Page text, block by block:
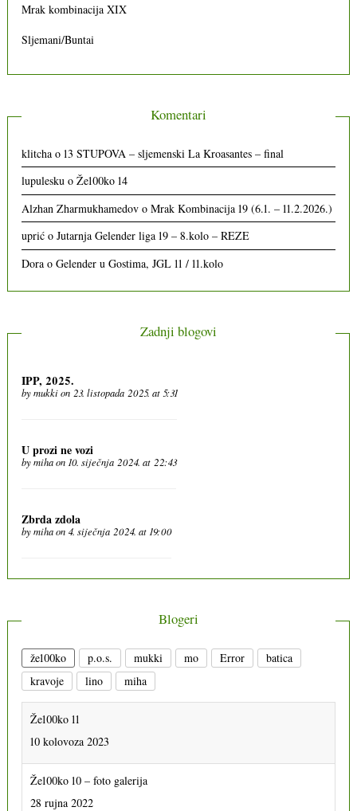
Mrak kombinacija XIX
Sljemani/Buntai
Komentari
klitcha o13 STUPOVA – sljemenski La Kroasantes – final
lupulesku oŽe100ko 14
Alzhan Zharmukhamedov oMrak Kombinacija 19 (6.1. – 11.2.2026.)
uprić oJutarnja Gelender liga 19 – 8.kolo – REZE
Dora oGelender u Gostima, JGL 11 / 11.kolo
Zadnji blogovi
IPP, 2025.
bymukkion 23. listopada 2025. at 5:31
U prozi ne vozi
bymihaon 10. siječnja 2024. at 22:43
Zbrda zdola
bymihaon 4. siječnja 2024. at 19:00
Blogeri
že100ko p.o.s. mukki mo Error
batica
kravoje
lino miha
Že100ko 11
10 kolovoza 2023
Že100ko 10 – foto galerija
28 rujna 2022